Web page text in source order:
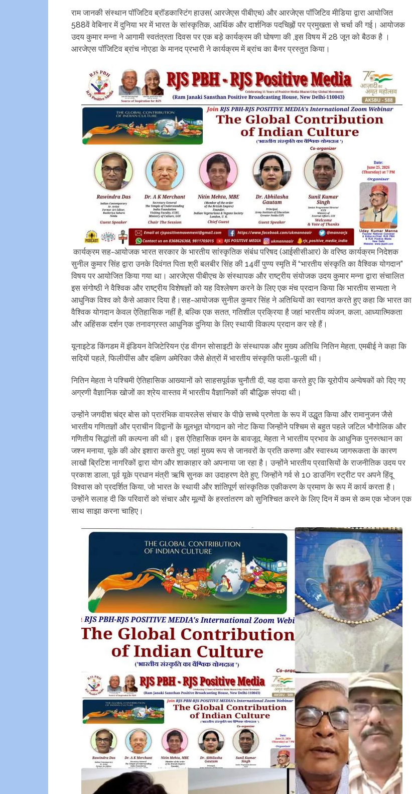
राम जानकी संस्थान पॉजिटिव ब्रॉडकास्टिंग हाउस( आरजेएस पीबीएच) और आरजेएस पॉजिटिव मीडिया द्वारा आयोजित
588वें वेबिनार में दुनिया भर में भारत के सांस्कृतिक, आर्थिक और दार्शनिक पदचिह्नों पर प्रमुखता से चर्चा की गई। आयोजक
उदय कुमार मन्ना ने आगामी स्वतंत्रता दिवस पर एक बड़े कार्यक्रम की घोषणा की ,इस विषय में 28 जून को बैठक है ।
आरजेएस पाॅजिटिव ब्रांच नोएडा के मानद प्रभारी ने कार्यक्रम में ब्रांच का बैनर प्रस्तुत किया।
कार्यक्रम सह-आयोजक भारत सरकार के भारतीय सांस्कृतिक संबंध परिषद (आईसीसीआर) के वरिष्ठ कार्यक्रम निदेशक
सुनील कुमार सिंह द्वारा उनके दिवंगत पिता श्री बलबीर सिंह की 14वीं पुण्य स्मृति में “भारतीय संस्कृति का वैश्विक योगदान”
विषय पर आयोजित किया गया था। आरजेएस पीबीएच के संस्थापक और राष्ट्रीय संयोजक उदय कुमार मन्ना द्वारा संचालित
इस संगोष्ठी ने वैश्विक और राष्ट्रीय विशेषज्ञों को यह विश्लेषण करने के लिए एक मंच प्रदान किया कि भारतीय सभ्यता ने
आधुनिक विश्व को कैसे आकार दिया है।सह-आयोजक सुनील कुमार सिंह ने अतिथियों का स्वागत करते हुए कहा कि भारत का
वैश्विक योगदान केवल ऐतिहासिक नहीं है, बल्कि एक सतत, गतिशील प्रक्रिया है जहां भारतीय व्यंजन, कला, आध्यात्मिकता
और अहिंसक दर्शन एक तनावग्रस्त आधुनिक दुनिया के लिए स्थायी विकल्प प्रदान कर रहे हैं।
यूनाइटेड किंगडम में इंडियन वेजिटेरियन एंड वीगन सोसाइटी के संस्थापक और मुख्य अतिथि नितिन मेहता, एमबीई ने कहा कि
सदियों पहले, फिलीपींस और दक्षिण अमेरिका जैसे क्षेत्रों में भारतीय संस्कृति फली-फूली थी।
नितिन मेहता ने पश्चिमी ऐतिहासिक आख्यानों को साहसपूर्वक चुनौती दी, यह दावा करते हुए कि यूरोपीय अन्वेषकों को दिए गए
अग्रणी वैज्ञानिक खोजों का श्रेय वास्तव में भारतीय वैज्ञानिकों की बौद्धिक संपदा थी।
उन्होंने जगदीश चंद्र बोस को प्रारंभिक वायरलेस संचार के पीछे सच्चे प्रणेता के रूप में उद्धृत किया और रामानुजन जैसे
भारतीय गणितज्ञों और प्राचीन विद्वानों के मूलभूत योगदान को नोट किया जिन्होंने पश्चिम से बहुत पहले जटिल भौगोलिक और
गणितीय सिद्धांतों की कल्पना की थी। इस ऐतिहासिक दमन के बावजूद, मेहता ने भारतीय प्रभाव के आधुनिक पुनरुत्थान का
जश्न मनाया, यूके की ओर इशारा करते हुए, जहां मुख्य रूप से जानवरों के प्रति करुणा और स्वास्थ्य जागरूकता के कारण
लाखों ब्रिटिश नागरिकों द्वारा योग और शाकाहार को अपनाया जा रहा है। उन्होंने भारतीय प्रवासियों के राजनीतिक उदय पर
प्रकाश डाला, पूर्व यूके प्रधान मंत्री ऋषि सुनक का उदाहरण देते हुए, जिन्होंने गर्व से 10 डाउनिंग स्ट्रीट पर अपने हिंदू
विश्वास को प्रदर्शित किया, जो भारत के स्थायी और शांतिपूर्ण सांस्कृतिक एकीकरण के प्रमाण के रूप में कार्य करता है।
उन्होंने सलाह दी कि परिवारों को संचार और मूल्यों के हस्तांतरण को सुनिश्चित करने के लिए दिन में कम से कम एक भोजन एक
साथ साझा करना चाहिए।